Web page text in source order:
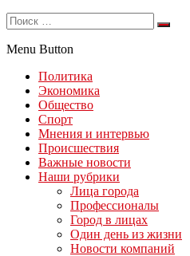
Menu Button
Политика
Экономика
Общество
Спорт
Мнения и интервью
Происшествия
Важные новости
Наши рубрики
Лица города
Профессионалы
Город в лицах
Один день из жизни
Новости компаний